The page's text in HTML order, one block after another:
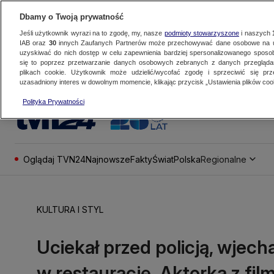
Oglądaj TVN24NajnowszeFaktyŚwiatPolskaRegionalne
KULTURA I STYL
Uciekał przed policją,
Dbamy o Twoją prywatność
Jeśli użytkownik wyrazi na to zgodę, my, nasze podmioty stowarzyszonei naszych
IAB oraz 30innych Zaufanych Partnerów może przechowywać dane osobowe na
uzyskiwać do nich dostęp w celu zapewnienia bardziej spersonalizowanego
się to poprzez przetwarzanie danych osobowych zebranych z danych
plikach cookie. Użytkownik może udzielić/wycofać zgodę i sprzeciwić się
uzasadniony interes w dowolnym momencie, klikając przycisk „Ustawienia plików
Polityka Prywatności